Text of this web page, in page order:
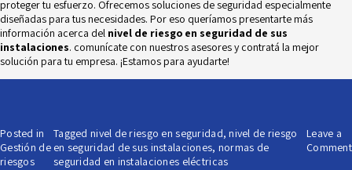
proteger tu esfuerzo. Ofrecemos soluciones de seguridad especialmente
diseñadas para tus necesidades. Por eso queríamos presentarte más
información acerca del nivel de riesgo en seguridad de sus
instalaciones. comunícate con nuestros asesores y contratá la mejor
solución para tu empresa. ¡Estamos para ayudarte!
Posted in
Gestión de
riesgos
Tagged nivel de riesgo en seguridad,nivel de riesgo
en seguridad de sus instalaciones, normas de
seguridad en instalaciones eléctricas
Leave a
Comment